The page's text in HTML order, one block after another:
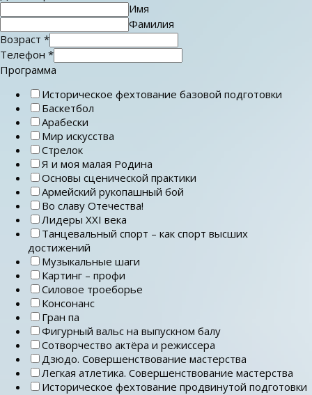
Имя
Фамилия
Возраст *
Телефон *
Программа
Историческое фехтование базовой подготовки
Баскетбол
Арабески
Мир искусства
Стрелок
Я и моя малая Родина
Основы сценической практики
Армейский рукопашный бой
Во славу Отечества!
Лидеры ХХI века
Танцевальный спорт – как спорт высших
достижений
Музыкальные шаги
Картинг – профи
Силовое троеборье
Консонанс
Гран па
Фигурный вальс на выпускном балу
Сотворчество актёра и режиссера
Дзюдо. Совершенствование мастерства
Легкая атлетика. Совершенствование мастерства
Историческое фехтование продвинутой подготовки